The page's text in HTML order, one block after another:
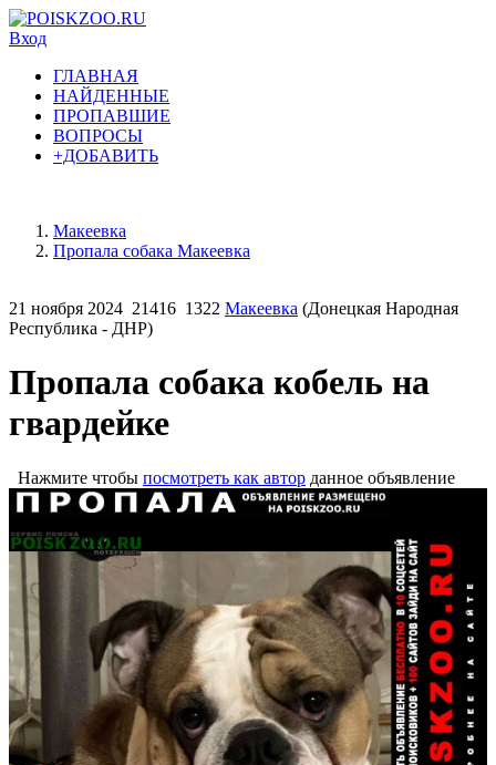
Вход
ГЛАВНАЯ
НАЙДЕННЫЕ
ПРОПАВШИЕ
ВОПРОСЫ
+ДОБАВИТЬ
Макеевка
Пропала собака Макеевка
21 ноября 2024 21416 1322 Макеевка (Донецкая Народная
Республика - ДНР)
Пропала собака кобель на
гвардейке
Нажмите чтобы посмотреть как автор данное объявление